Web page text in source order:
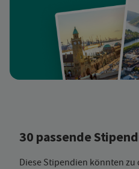
30 passende
Diese Stipendien könnten